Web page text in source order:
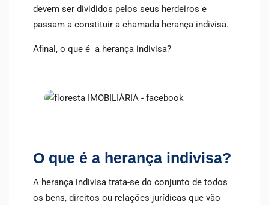
devem ser divididos pelos seus herdeiros e
passam a constituir a chamada herança indivisa.
Afinal, o que é a herança indivisa?
O que é a herança indivisa?
A herança indivisa trata-se do conjunto de todos
os bens, direitos ou relações jurídicas que vão